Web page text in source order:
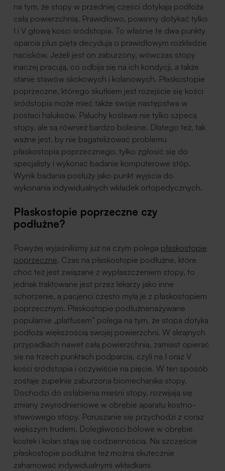
na tym, że stopy w przedniej części dotykają podłoża
całą powierzchnią. Prawidłowo, powinny dotykać tylko
I i V głową kości śródstopia. To właśnie te dwa punkty
oparcia plus pięta decydują o prawidłowym rozkładzie
nacisków. Jeżeli jest on zaburzony, wówczas stopy
inaczej pracują, co odbija się na ich kondycji, a także
stanie stawów skokowych i kolanowych. Płaskostopie
poprzeczne, którego skutkiem jest rozejście się kości
śródstopia może mieć także swoje następstwa w
postaci haluksów. Paluchy koślawe nie tylko szpecą
stopy, ale są również bardzo bolesne. Dlatego też, tak
ważne jest, by nie bagatelizować problemu
płaskostopia poprzecznego, tylko zgłosić się do
specjalisty i wykonać badanie komputerowe stóp.
Wynik badania posłuży jako punkt wyjścia do
wykonania indywidualnych wkładek ortopedycznych.
Płaskostopie poprzeczne czy
podłużne?
Powyżej wyjaśniliśmy już na czym polega płaskostopie
poprzeczne. Czas na płaskostopie podłużne, które
choć też jest związane z wypłaszczeniem stopy, to
jednak traktowane jest przez lekarzy jako inne
schorzenie, a pacjenci często mylą je z płaskostopiem
poprzecznym. Płaskostopie podłużnenazywane
popularnie „platfusem” polega na tym, że stopa dotyka
podłoża większością swojej powierzchni. W skrajnych
przypadkach nawet całą powierzchnią, zamiast opierać
się na trzech punktach podparcia, czyli na I oraz V
kości śródstopia i oczywiście na pięcie. W ten sposób
zostaje zupełnie zaburzona biomechanika stopy.
Dochodzi do osłabienia mięśni stopy, rozwijają się
zmiany zwyrodnieniowe w obrębie aparatu kostno-
stawowego stopy. Poruszanie się przychodzi z coraz
większym trudem. Dolegliwości bólowe w obrębie
kostek i kolan stają się codziennością. Na szczęście
płaskostopie podłużne też można skutecznie
zahamować indywidualnymi wkładkami